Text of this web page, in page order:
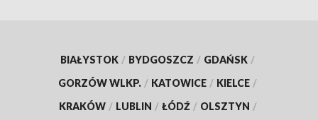
BIAŁYSTOK / BYDGOSZCZ / GDAŃSK /
GORZÓW WLKP. / KATOWICE / KIELCE /
KRAKÓW / LUBLIN / ŁÓDŹ / OLSZTYN /